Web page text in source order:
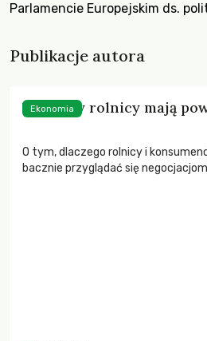
Parlamencie Europejskim ds.
Publikacje autora
TTIP: czy rolnicy mają
O tym, dlaczego rolnicy i
bacznie przyglądać się
Ekonomia